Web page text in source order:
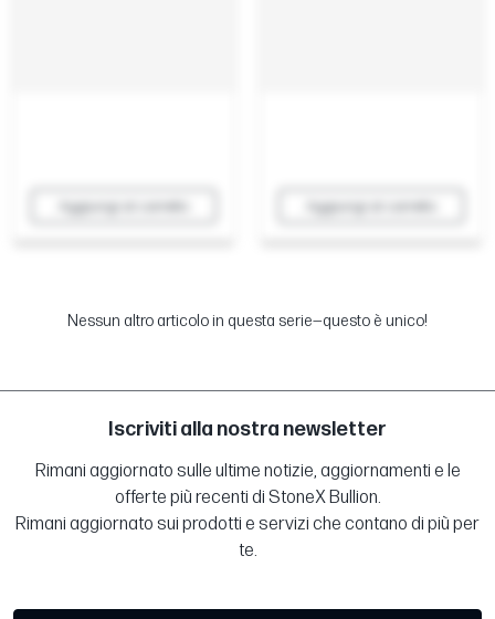
Aggiungi al carrello Aggiungi al carrello
Nessun altro articolo in questa serie—questo è unico!
Iscriviti alla nostra newsletter
Rimani aggiornato sulle ultime notizie, aggiornamenti e le
offerte più recenti di StoneX Bullion.
Rimani aggiornato sui prodotti e servizi che contano di più per
te.